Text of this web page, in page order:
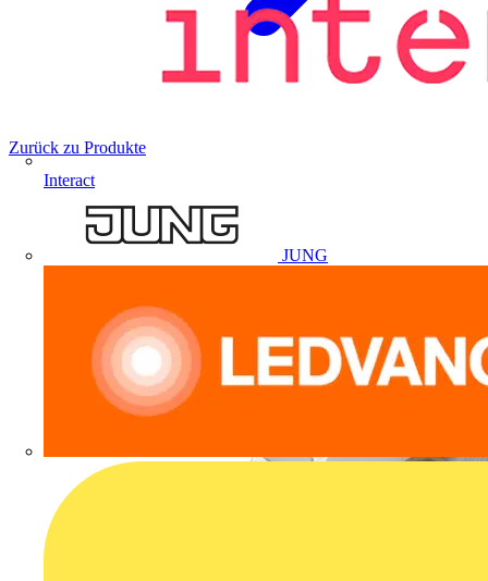
Interact
JUNG
Zurück zu Produkte